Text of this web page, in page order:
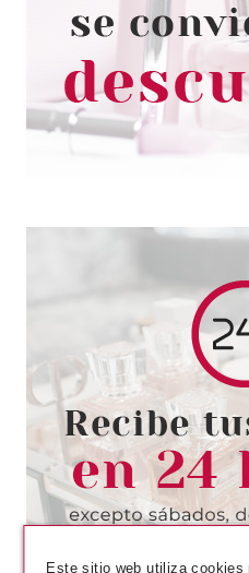
LABIOS LARGA
UPPER
Pvr 2.29€
-15%
CATRICE
Pvr 3.19€
-15%
Este sitio web utiliza cookies